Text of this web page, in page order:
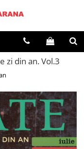
zi din an. Vol.3